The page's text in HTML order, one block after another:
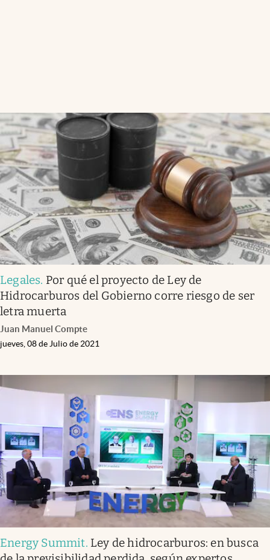
Legales. Por qué el proyecto de Ley de
Hidrocarburos del Gobierno corre riesgo de ser
letra muerta
Juan Manuel Compte
jueves, 08 de Julio de 2021
Energy Summit. Ley de hidrocarburos: en busca